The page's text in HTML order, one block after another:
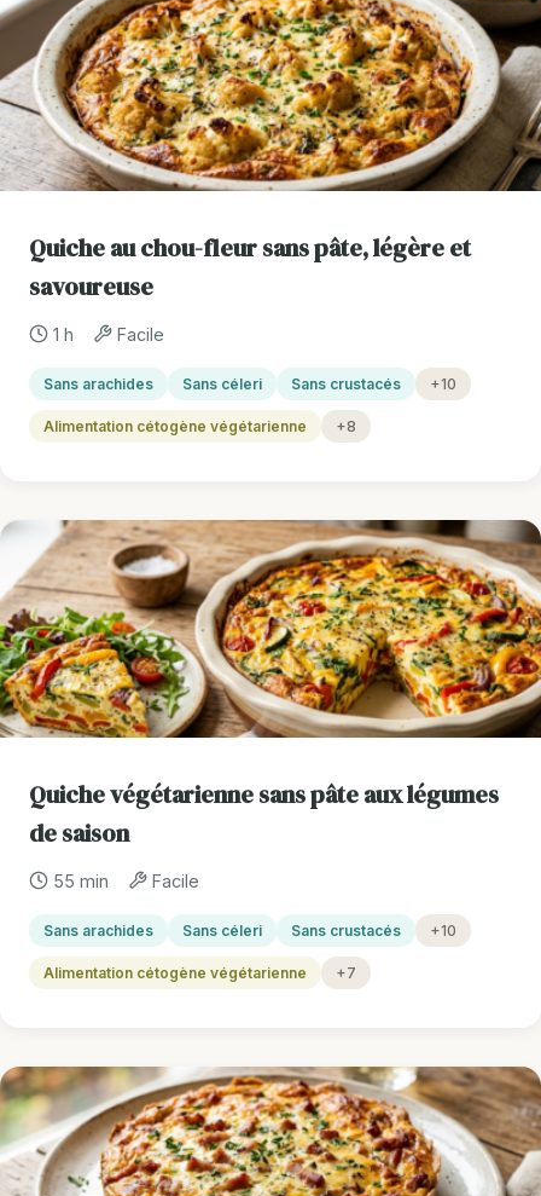
Quiche au chou-fleur sans pâte, légère et
savoureuse
1 h Facile
Sans arachides Sans céleri Sans crustacés +10
Alimentation cétogène végétarienne +8
Quiche végétarienne sans pâte aux légumes
de saison
55 min Facile
Sans arachides Sans céleri Sans crustacés +10
Alimentation cétogène végétarienne +7